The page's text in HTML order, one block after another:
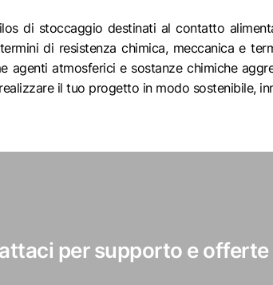
di stoccaggio destinati al contatto
di resistenza chimica, meccanica e
atmosferici e sostanze chimiche
il tuo progetto in modo sostenibile,
per supporto e offerte